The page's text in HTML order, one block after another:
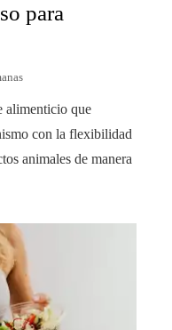
para
alimenticio que
con la flexibilidad
animales de manera